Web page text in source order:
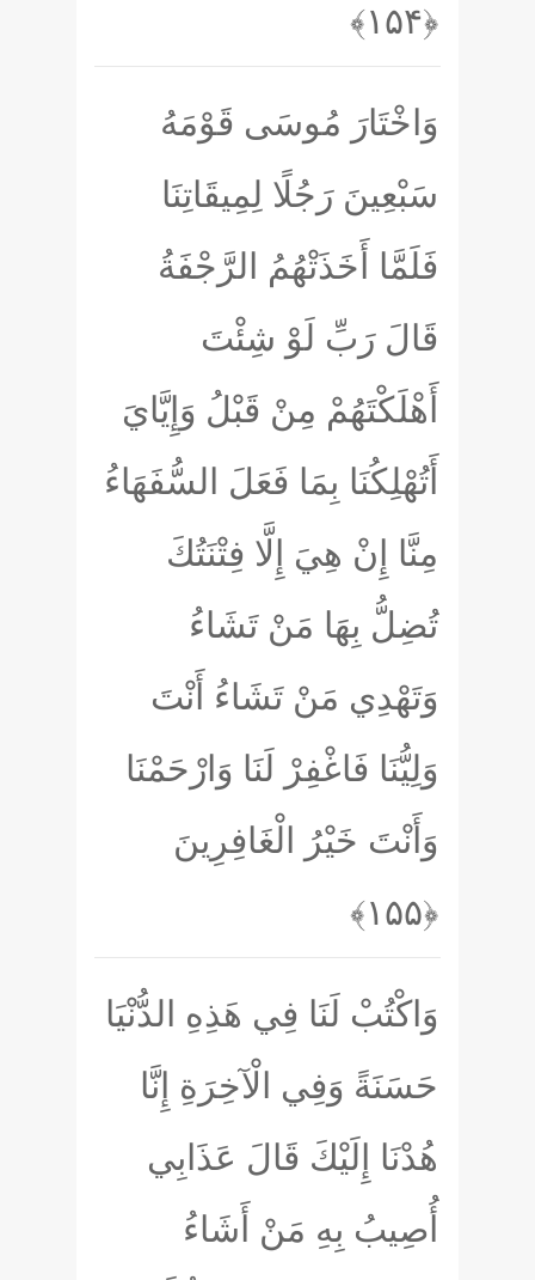
﴿۱۵۴﴾
وَاخْتَارَ مُوسَى قَوْمَهُ
سَبْعِينَ رَجُلًا لِمِيقَاتِنَا
فَلَمَّا أَخَذَتْهُمُ الرَّجْفَةُ
قَالَ رَبِّ لَوْ شِئْتَ
أَهْلَكْتَهُمْ مِنْ قَبْلُ وَإِيَّايَ
أَتُهْلِكُنَا بِمَا فَعَلَ السُّفَهَاءُ
مِنَّا إِنْ هِيَ إِلَّا فِتْنَتُكَ
تُضِلُّ بِهَا مَنْ تَشَاءُ
وَتَهْدِي مَنْ تَشَاءُ أَنْتَ
وَلِيُّنَا فَاغْفِرْ لَنَا وَارْحَمْنَا
وَأَنْتَ خَيْرُ الْغَافِرِينَ
﴿۱۵۵﴾
وَاكْتُبْ لَنَا فِي هَذِهِ الدُّنْيَا
حَسَنَةً وَفِي الْآخِرَةِ إِنَّا
هُدْنَا إِلَيْكَ قَالَ عَذَابِي
أُصِيبُ بِهِ مَنْ أَشَاءُ